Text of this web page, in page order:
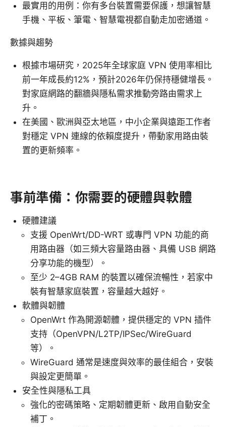
最實用的用例：你有多台裝置需要保護，想讓智慧
手機、平板、筆電、智慧電視都自動走加密通道。
數據與趨勢
根據市場研究，2025年全球家庭 VPN 使用率相比
前一年成長約12%，預計2026年仍保持穩健增長。
對家庭網路的翻牆與隱私需求推動旁路由需求上
升。
在美國、歐洲與亞太地區，中小企業與遠距工作者
對穩定 VPN 連線的依賴度提升，帶動家用路由裝
置的更新頻率。
事前準備：你需要的硬體與軟體
硬體建議
支援 OpenWrt/DD-WRT 或專門 VPN 功能的商
用路由器（如三頻大容量路由器、具備 USB 網路
分享功能的機型）。
至少 2–4GB RAM 的裝置以確保流暢性，若家中
裝有智慧家庭裝置，容量越大越好。
軟體與韌體
OpenWrt 作為開源韌體，提供穩定的 VPN 插件
支持（OpenVPN/L2TP/IPSec/WireGuard
等）。
WireGuard 通常是速度與效率的最佳組合，安裝
與設定更簡單。
安全性與隱私工具
強化的密碼策略、定期韌體更新、啟用自動安全
補丁。